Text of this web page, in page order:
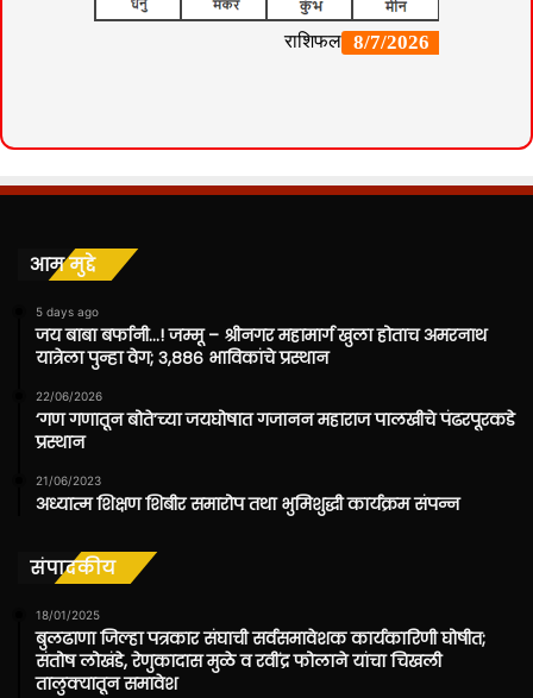
आम मुद्दे
5 days ago
जय बाबा बर्फानी…! जम्मू – श्रीनगर महामार्ग खुला होताच अमरनाथ
यात्रेला पुन्हा वेग; ३,८८६ भाविकांचे प्रस्थान
22/06/2026
‘गण गणातून बोते’च्या जयघोषात गजानन महाराज पालखीचे पंढरपूरकडे
प्रस्थान
21/06/2023
अध्यात्म शिक्षण शिबीर समारोप तथा भुमिशुद्धी कार्यक्रम संपन्न
संपादकीय
18/01/2025
बुलढाणा जिल्हा पत्रकार संघाची सर्वसमावेशक कार्यकारिणी घोषीत;
संतोष लोखंडे, रेणुकादास मुळे व रवींद्र फोलाने यांचा चिखली
तालुक्यातून समावेश